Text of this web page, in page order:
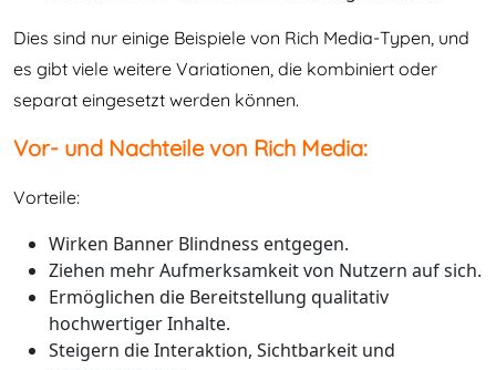
Dies sind nur einige Beispiele von Rich Media-Typen, und
es gibt viele weitere Variationen, die kombiniert oder
separat eingesetzt werden können.
Vor- und Nachteile von Rich Media:
Vorteile:
Wirken Banner Blindness entgegen.
Ziehen mehr Aufmerksamkeit von Nutzern auf sich.
Ermöglichen die Bereitstellung qualitativ
hochwertiger Inhalte.
Steigern die Interaktion, Sichtbarkeit und